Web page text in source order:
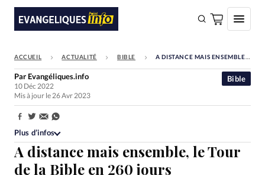
FAIRE UN DON
Faire un don
Société
Monde
ACCUEIL ACTUALITÉ BIBLE A DISTANCE MAIS ENSEMBLE, LE TOUR DE LA BIBLE EN 260 JOURS COMMENCERA LE 2 JANVIER
A distance mais ensemble, le Tour
de la Bible en 260 jours
Bible
Par Evangéliques.info
10 Déc 2022
Mis à jour le 26 Avr 2023
Partager:
Plus d’infos